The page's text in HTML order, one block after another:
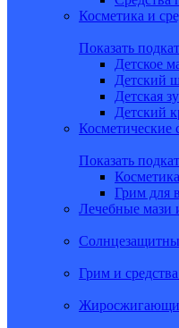
Косметика и
Показать
Детское
Детский
Детская
Детский
Косметические
Показать
Грим для
Лечебные мази
Грим и средства